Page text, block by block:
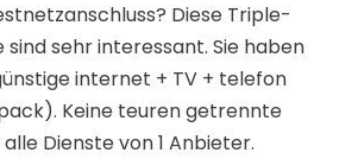
Diese Triple-
sehr interessant. Sie haben
internet + TV + telefon
Keine teuren getrennte
Dienste von 1 Anbieter.